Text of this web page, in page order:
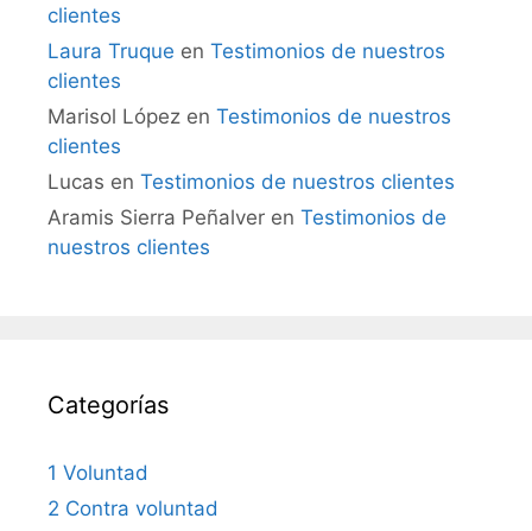
clientes
Laura Truque en Testimonios de nuestros
clientes
Marisol López en Testimonios de nuestros
clientes
Lucas en Testimonios de nuestros clientes
Aramis Sierra Peñalver en Testimonios de
nuestros clientes
Categorías
1 Voluntad
2 Contra voluntad